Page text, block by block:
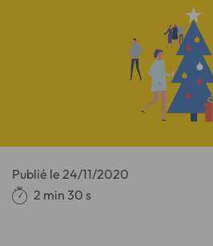
Publié le 24/11/2020
2 min 30 s